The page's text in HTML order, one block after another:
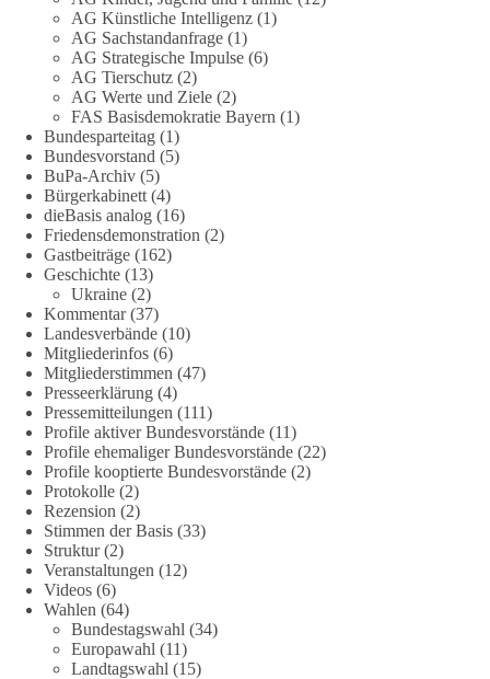
grundgesetz/
🟩🟩🟦🟦🟥🟥🟧🟧
Es ging weniger um fertige Antworten als um eine Debatte
darüber, wie Freiheit, Verantwortung, Naturschutz und
Grundrechte in einer demokratischen Gesellschaft künftig
miteinander in Einklang gebracht werden können.
#dieBasis #natur #grundrechte
7 8
DieBasis
1 Tag zuvor
Jetzt dieBasis Sachsen-Anhalt unterstützen!
Die Landtagswahl 2026 in Sachsen-Anhalt findet am 6.
September statt. Die Inhalte stehen – jetzt müssen sie gesehen,
geteilt und diskutiert werden.
Folge unseren Kanälen:
Facebook:
https://www.facebook.com/groups/diebasissachsenanhalt/
Instragram:
https://www.instagram.com/die_basis_sachsen_anhalt/
Tiktok: https://www.tiktok.com/@diebasis_sachsenanhalt
AG Künstliche Intelligenz (1)
AG Sachstandanfrage (1)
AG Strategische Impulse (6)
AG Tierschutz (2)
AG Werte und Ziele (2)
FAS Basisdemokratie Bayern (1)
Bundesparteitag (1)
Bundesvorstand (5)
BuPa-Archiv (5)
Bürgerkabinett (4)
dieBasis analog (16)
Friedensdemonstration (2)
Gastbeiträge (162)
Geschichte (13)
Ukraine (2)
Kommentar(37)
Landesverbände (10)
Mitgliederinfos (6)
Mitgliederstimmen (47)
Presseerklärung (4)
Pressemitteilungen (111)
Profile aktiver Bundesvorstände (11)
Profile ehemaliger Bundesvorstände (22)
Profile kooptierte Bundesvorstände (2)
Protokolle (2)
Rezension (2)
Stimmen der Basis (33)
Struktur(2)
Veranstaltungen (12)
Videos (6)
Wahlen (64)
Bundestagswahl (34)
Europawahl (11)
Landtagswahl (15)